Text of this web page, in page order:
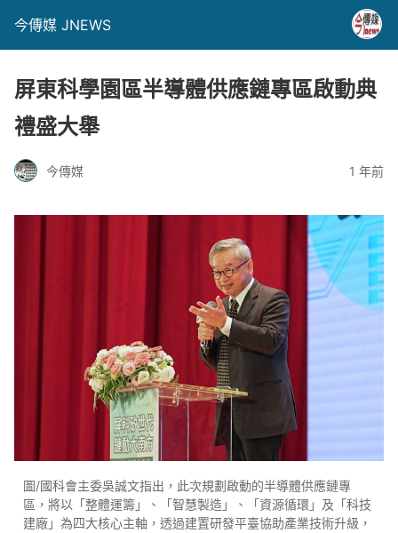
今傳媒 JNEWS
屏東科學園區半導體供應鏈專區啟動典
禮盛大舉
今傳媒 1 年前
圖/國科會主委吳誠文指出，此次規劃啟動的半導體供應鏈專
區，將以「整體運籌」、「智慧製造」、「資源循環」及「科技
建廠」為四大核心主軸，透過建置研發平臺協助產業技術升級，